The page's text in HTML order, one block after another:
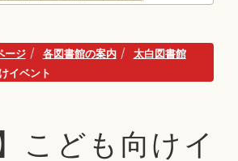
ージ 各図書館の案内
太白図書館
イベント
こども向けイ